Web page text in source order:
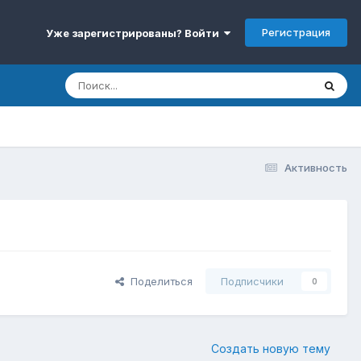
Уже зарегистрированы? Войти Регистрация
Активность
Поделиться Подписчики 0
Создать новую тему